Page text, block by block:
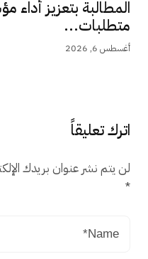
المطالبة بتعزيز
متطلبات...
أغسطس 6, 2026
اترك تعليقاً
لن يتم نشر عنوان بريدك
*